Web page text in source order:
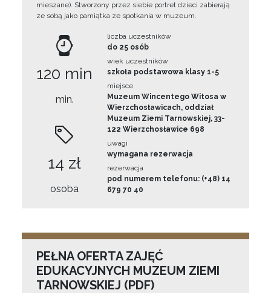
mieszane). Stworzony przez siebie portret dzieci zabierają
ze sobą jako pamiątka ze spotkania w muzeum.
120 min
min.
14 zł
osoba
liczba uczestników
do 25 osób
wiek uczestników
szkoła podstawowa klasy 1-5
miejsce
Muzeum Wincentego Witosa w
Wierzchosławicach, oddział
Muzeum Ziemi Tarnowskiej, 33-
122 Wierzchosławice 698
uwagi
wymagana rezerwacja
rezerwacja
pod numerem telefonu: (+48) 14
679 70 40
PEŁNA OFERTA ZAJĘĆ
EDUKACYJNYCH MUZEUM ZIEMI
TARNOWSKIEJ (PDF)